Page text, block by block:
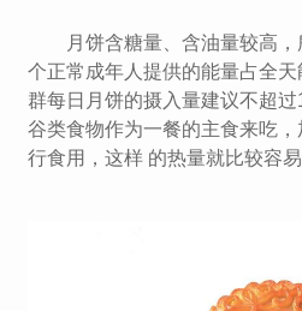
月饼含糖量、含油量较高
个正常成年人提供的能量占全
群每日月饼的摄入量建议不超
谷类食物作为一餐的主食来吃
行食用，这样 的热量就比较容易